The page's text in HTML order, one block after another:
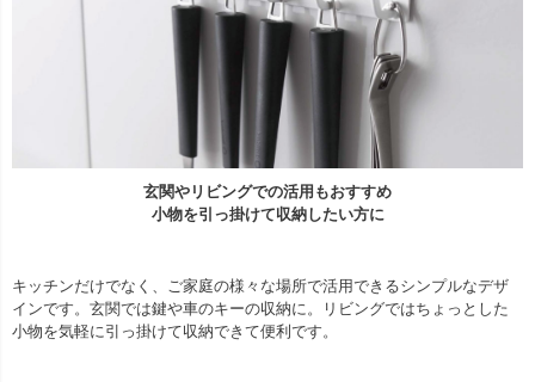
玄関やリビングでの活用もおすすめ
小物を引っ掛けて収納したい方に
キッチンだけでなく、ご家庭の様々な場所で活用できるシンプルなデザ
インです。玄関では鍵や車のキーの収納に。リビングではちょっとした
小物を気軽に引っ掛けて収納できて便利です。